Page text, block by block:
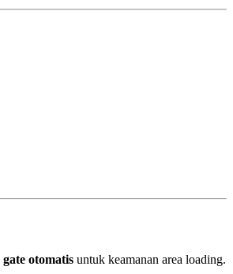
gate otomatis untuk keamanan area loading.